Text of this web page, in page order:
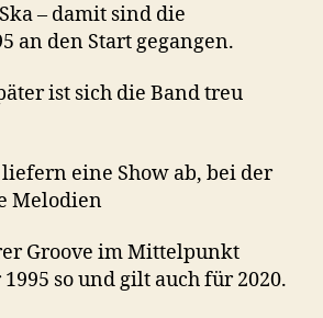
– damit sind die
an den Start gegangen.
ist sich die Band treu
eine Show ab, bei der
Melodien
Groove im Mittelpunkt
so und gilt auch für 2020.